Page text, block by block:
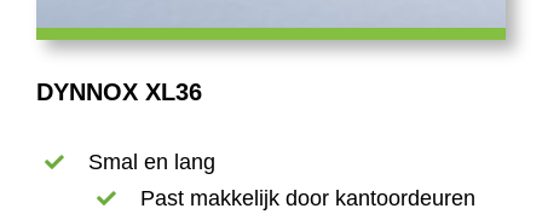
DYNNOX XL36
Smal en lang
Past makkelijk door kantoordeuren